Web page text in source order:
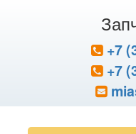
+7
+7